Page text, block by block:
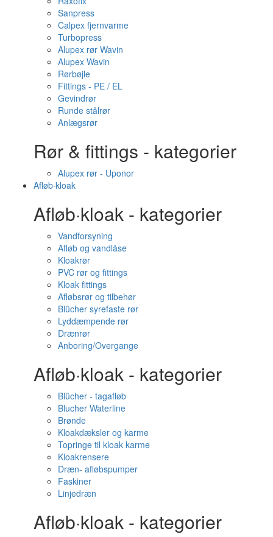
Sanpress
Calpex fjernvarme
Turbopress
Alupex rør Wavin
Alupex Wavin
Rørbøjle
Fittings - PE / EL
Gevindrør
Runde stålrør
Anlægsrør
Rør & fittings - kategorier
Alupex rør - Uponor
Afløb·kloak
Afløb·kloak - kategorier
Vandforsyning
Afløb og vandlåse
Kloakrør
PVC rør og fittings
Kloak fittings
Afløbsrør og tilbehør
Blücher syrefaste rør
Lyddæmpende rør
Drænrør
Anboring/Overgange
Afløb·kloak - kategorier
Blücher - tagafløb
Blucher Waterline
Brønde
Kloakdæksler og karme
Topringe til kloak karme
Kloakrensere
Dræn- afløbspumper
Faskiner
Linjedræn
Afløb·kloak - kategorier